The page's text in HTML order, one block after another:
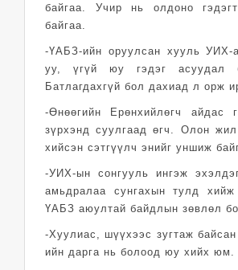
байгаа. Учир нь олдоно гэдэгт
байгаа.
-ҮАБЗ-ийн оруулсан хууль УИХ-
уу, үгүй юу гэдэг асуудал
Батлагдахгүй бол дахиад л орж
-Өнөөгийн Ерөнхийлөгч айдас
зүрхэнд суулгаад өгч. Олон
хийсэн сэтгүүлч энийг уншиж
-УИХ-ын сонгууль ингэж
амьдралаа сунгахын тулд хийж
ҮАБЗ аюултай байдлын зөвлөл
-Хуулиас, шүүхээс зугтаж
ийн дарга нь болоод юу хийх юм.